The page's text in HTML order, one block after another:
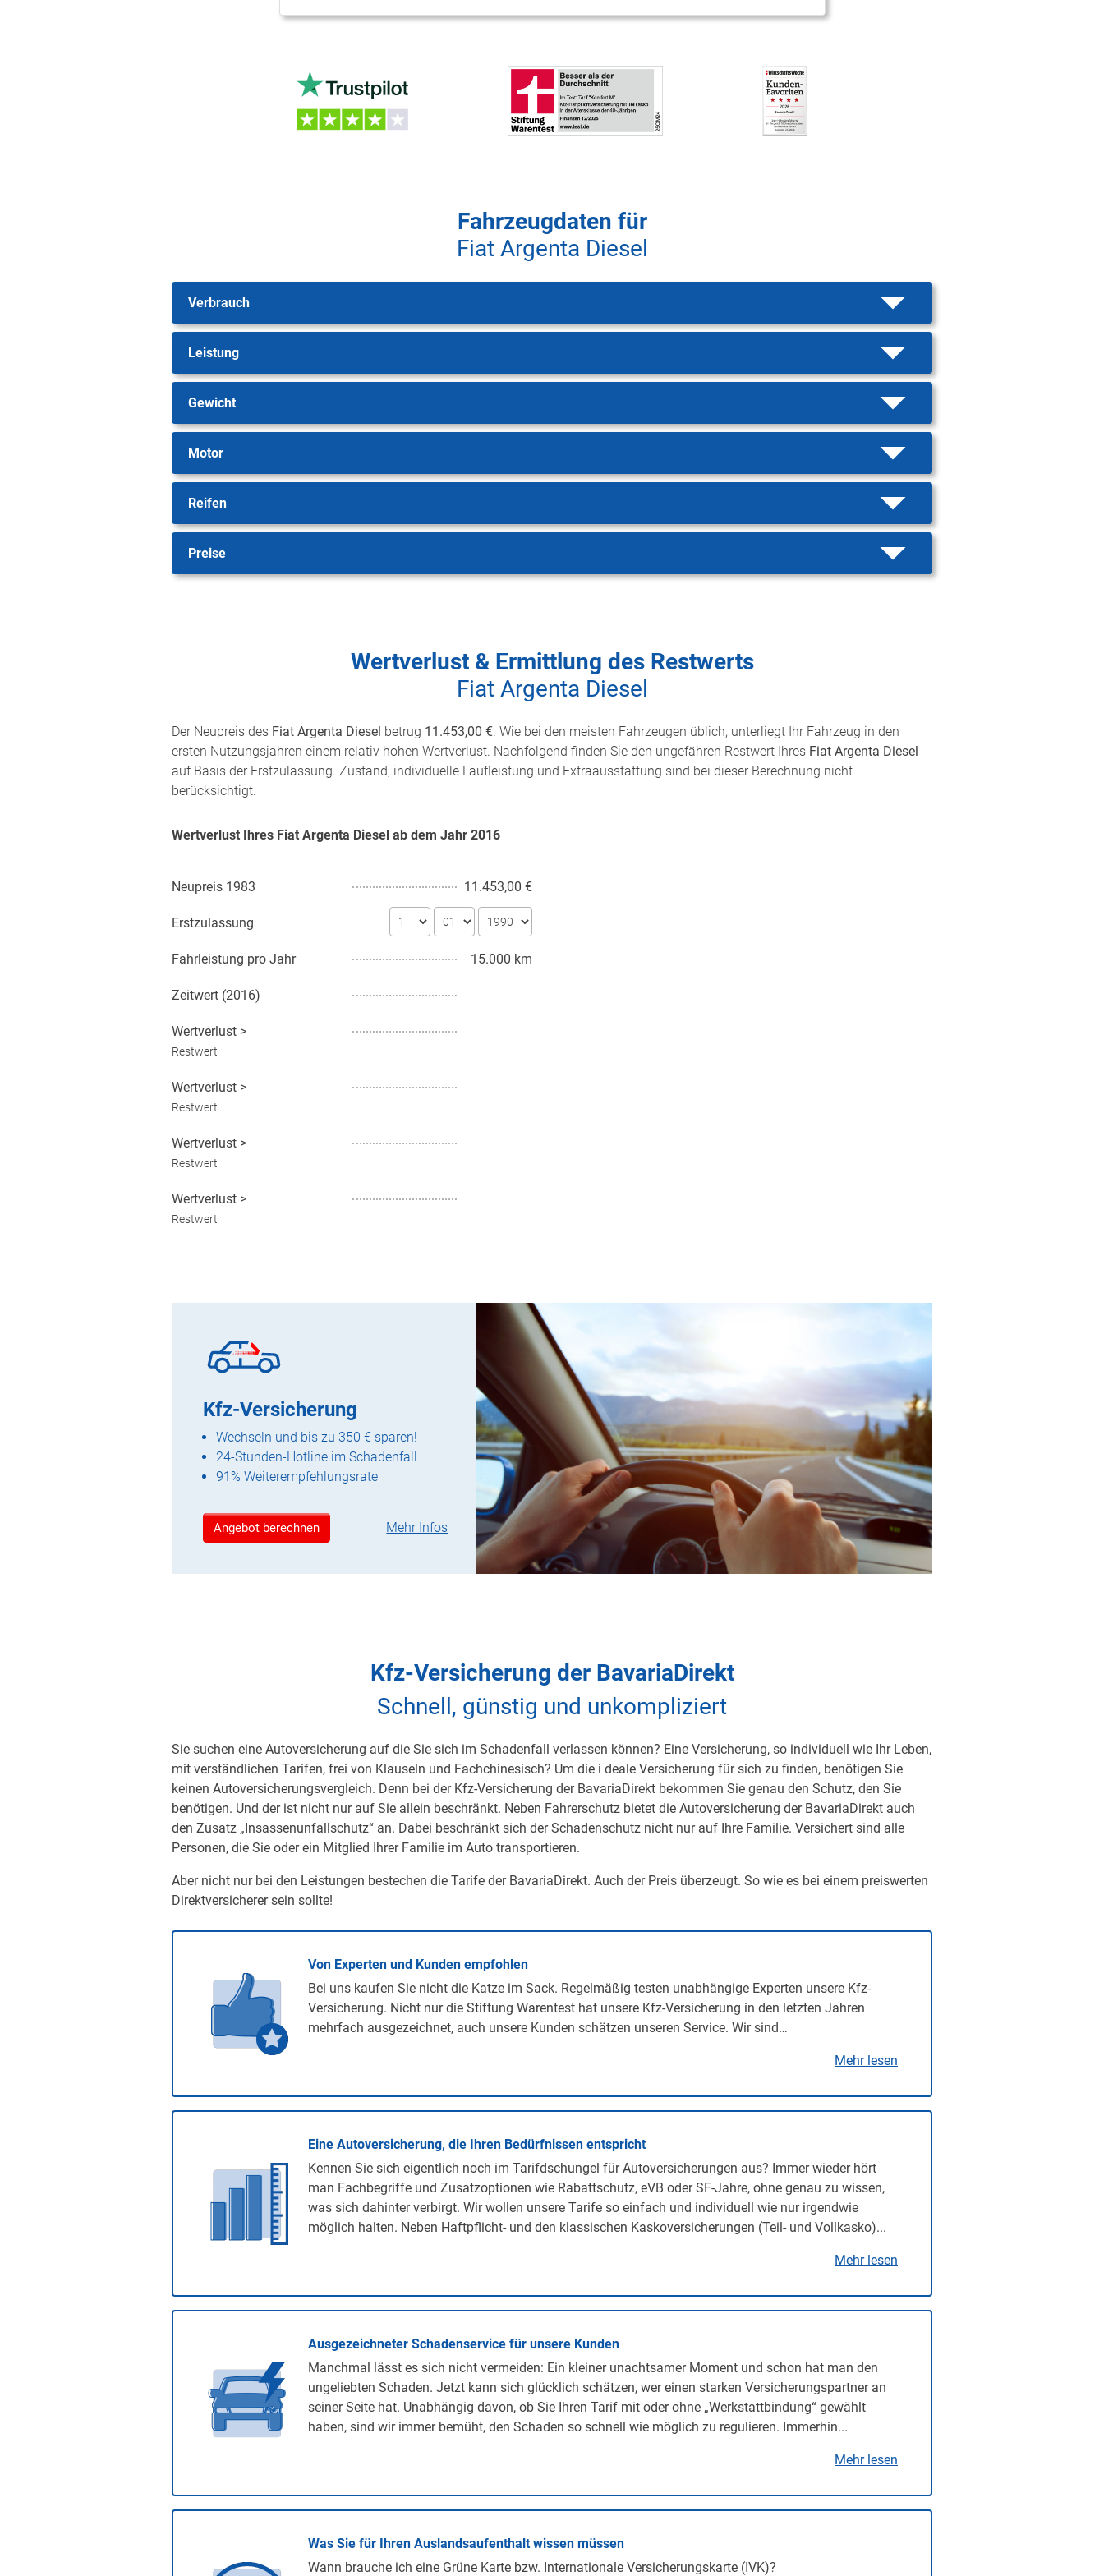
Fahrzeugdaten für
Fiat Argenta Diesel
Verbrauch
Leistung
Gewicht
Motor
Reifen
Preise
Wertverlust & Ermittlung des Restwerts
Fiat Argenta Diesel
Der Neupreis des Fiat Argenta Diesel betrug 11.453,00 €. Wie bei den meisten Fahrzeugen üblich, unterliegt Ihr Fahrzeug in den
ersten Nutzungsjahren einem relativ hohen Wertverlust. Nachfolgend finden Sie den ungefähren Restwert Ihres Fiat Argenta Diesel
auf Basis der Erstzulassung. Zustand, individuelle Laufleistung und Extraausstattung sind bei dieser Berechnung nicht
berücksichtigt.
Wertverlust Ihres Fiat Argenta Diesel ab dem Jahr 2016
Neupreis 1983 11.453,00 €
Erstzulassung
Fahrleistung pro Jahr 15.000 km
Zeitwert (2016)
Wertverlust >
Restwert
Wertverlust >
Restwert
Wertverlust >
Restwert
Wertverlust >
Restwert
Kfz-Versicherung
Wechseln und bis zu 350 € sparen!
24-Stunden-Hotline im Schadenfall
91% Weiterempfehlungsrate
Angebot berechnen Mehr Infos
Kfz-Versicherung der BavariaDirekt
Schnell, günstig und unkompliziert
Sie suchen eine Autoversicherung auf die Sie sich im Schadenfall verlassen können? Eine Versicherung, so individuell wie Ihr Leben,
mit verständlichen Tarifen, frei von Klauseln und Fachchinesisch? Um die i deale Versicherung für sich zu finden, benötigen Sie
keinen Autoversicherungsvergleich. Denn bei der Kfz-Versicherung der BavariaDirekt bekommen Sie genau den Schutz, den Sie
benötigen. Und der ist nicht nur auf Sie allein beschränkt. Neben Fahrerschutz bietet die Autoversicherung der BavariaDirekt auch
den Zusatz „Insassenunfallschutz“ an. Dabei beschränkt sich der Schadenschutz nicht nur auf Ihre Familie. Versichert sind alle
Personen, die Sie oder ein Mitglied Ihrer Familie im Auto transportieren.
Aber nicht nur bei den Leistungen bestechen die Tarife der BavariaDirekt. Auch der Preis überzeugt. So wie es bei einem preiswerten
Direktversicherer sein sollte!
Von Experten und Kunden empfohlen
Bei uns kaufen Sie nicht die Katze im Sack. Regelmäßig testen unabhängige Experten unsere Kfz-
Versicherung. Nicht nur die Stiftung Warentest hat unsere Kfz-Versicherung in den letzten Jahren
mehrfach ausgezeichnet, auch unsere Kunden schätzen unseren Service. Wir sind…
Mehr lesen
Eine Autoversicherung, die Ihren Bedürfnissen entspricht
Kennen Sie sich eigentlich noch im Tarifdschungel für Autoversicherungen aus? Immer wieder hört
man Fachbegriffe und Zusatzoptionen wie Rabattschutz, eVB oder SF-Jahre, ohne genau zu wissen,
was sich dahinter verbirgt. Wir wollen unsere Tarife so einfach und individuell wie nur irgendwie
möglich halten. Neben Haftpflicht- und den klassischen Kaskoversicherungen (Teil- und Vollkasko)...
Mehr lesen
Ausgezeichneter Schadenservice für unsere Kunden
Manchmal lässt es sich nicht vermeiden: Ein kleiner unachtsamer Moment und schon hat man den
ungeliebten Schaden. Jetzt kann sich glücklich schätzen, wer einen starken Versicherungspartner an
seiner Seite hat. Unabhängig davon, ob Sie Ihren Tarif mit oder ohne „Werkstattbindung“ gewählt
haben, sind wir immer bemüht, den Schaden so schnell wie möglich zu regulieren. Immerhin...
Mehr lesen
Was Sie für Ihren Auslandsaufenthalt wissen müssen
Wann brauche ich eine Grüne Karte bzw. Internationale Versicherungskarte (IVK)?